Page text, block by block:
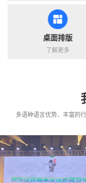
桌面排版
了解更多
多语种语言优势、丰富的